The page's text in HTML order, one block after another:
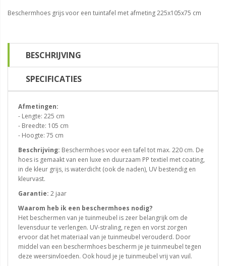
Beschermhoes grijs voor een tuintafel met afmeting 225x105x75 cm
BESCHRIJVING
SPECIFICATIES
Afmetingen:
- Lengte: 225 cm
- Breedte: 105 cm
- Hoogte: 75 cm
Beschrijving: Beschermhoes voor een tafel tot max. 220 cm. De
hoes is gemaakt van een luxe en duurzaam PP textiel met coating,
in de kleur grijs, is waterdicht (ook de naden), UV bestendig en
kleurvast.
Garantie: 2 jaar
Waarom heb ik een beschermhoes nodig?
Het beschermen van je tuinmeubel is zeer belangrijk om de
levensduur te verlengen. UV-straling, regen en vorst zorgen
ervoor dat het materiaal van je tuinmeubel verouderd. Door
middel van een beschermhoes bescherm je je tuinmeubel tegen
deze weersinvloeden. Ook houd je je tuinmeubel vrij van vuil.